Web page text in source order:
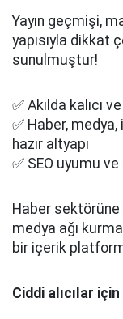
Yayın geçmişi,
yapısıyla dikkat
sunulmuştur!
✅ Akılda kalıcı
✅ Haber, medya,
hazır altyapı
✅ SEO uyumu
Haber sektörüne
medya ağı
bir içerik
Ciddi alıcılar